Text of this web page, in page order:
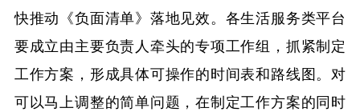
快推动《负面清单》落地见效。各生活服务类平台
要成立由主要负责人牵头的专项工作组，抓紧制定
工作方案，形成具体可操作的时间表和路线图。对
可以马上调整的简单问题，在制定工作方案的同时